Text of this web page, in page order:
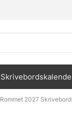
Rommet 2027